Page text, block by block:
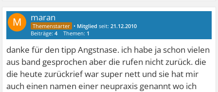
M maran
• Mitglied seit:21.12.2010
Beiträge:4 Themen: 1
danke für den tipp Angstnase. ich habe ja schon vielen
aus band gesprochen aber die rufen nicht zurück. die
die heute zurückrief war super nett und sie hat mir
auch einen namen einer neupraxis genannt wo ich